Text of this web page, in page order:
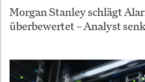
Morgan Stanley schlägt
überbewertet – Analyst